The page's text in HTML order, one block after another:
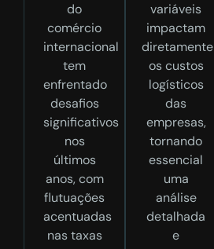
do
comércio
internacional
tem
enfrentado
desafios
significativos
nos
últimos
anos, com
flutuações
acentuadas
nas taxas
variáveis
impactam
diretamente
os custos
logísticos
das
empresas,
tornando
essencial
uma
análise
detalhada
e